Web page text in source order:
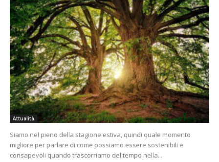
Destra
Attualità
Siamo nel pieno della stagione estiva, quindi quale momento
migliore per parlare di come possiamo essere sostenibili e
consapevoli quando trascorriamo del tempo nella...